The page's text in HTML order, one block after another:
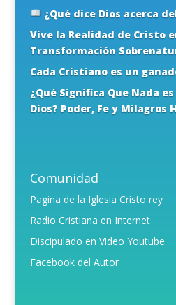
¿Qué dice Dios acerca
Vive la Realidad de Cristo
Transformación
Cada Cristiano es un
¿Qué Significa Que Nada
Dios? Poder, Fe y Milagros
Comunidad
Pagina de la Iglesia Cristo rey
Radio Cristiana en Internet
Discipulado en Video Youtube
Facebook del Autor